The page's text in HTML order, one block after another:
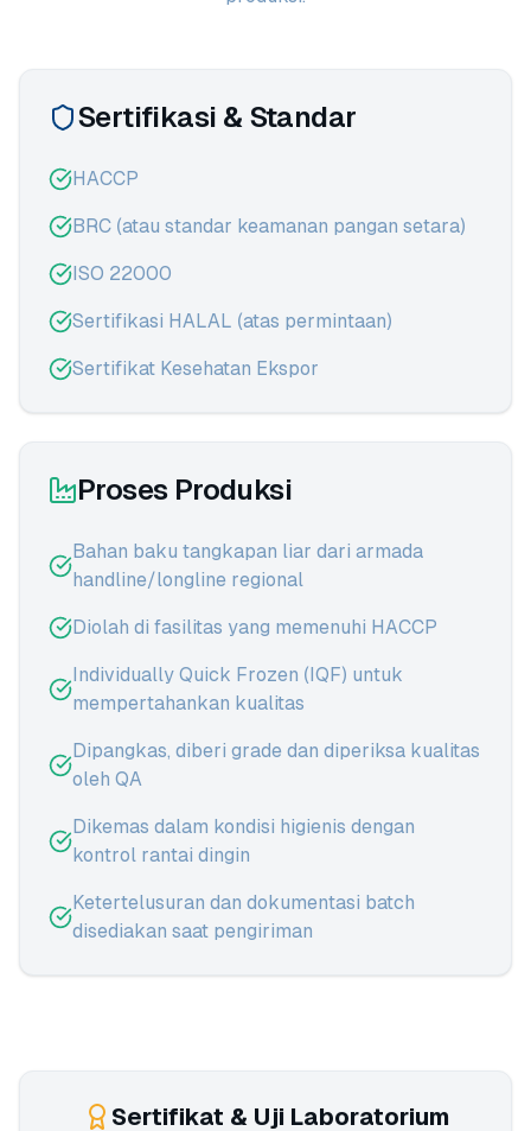
Sertifikasi & Standar
HACCP
BRC (atau standar keamanan pangan setara)
ISO 22000
Sertifikasi HALAL (atas permintaan)
Sertifikat Kesehatan Ekspor
Proses Produksi
Bahan baku tangkapan liar dari armada
handline/longline regional
Diolah di fasilitas yang memenuhi HACCP
Individually Quick Frozen (IQF) untuk
mempertahankan kualitas
Dipangkas, diberi grade dan diperiksa kualitas
oleh QA
Dikemas dalam kondisi higienis dengan
kontrol rantai dingin
Ketertelusuran dan dokumentasi batch
disediakan saat pengiriman
Sertifikat & Uji Laboratorium